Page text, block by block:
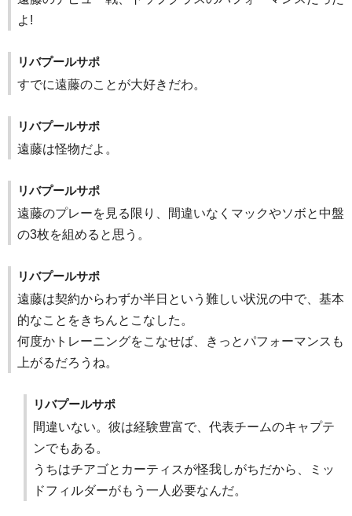
よ!
リバプールサポ
すでに遠藤のことが大好きだわ。
リバプールサポ
遠藤は怪物だよ。
リバプールサポ
遠藤のプレーを見る限り、間違いなくマックやソボと中盤
の3枚を組めると思う。
リバプールサポ
遠藤は契約からわずか半日という難しい状況の中で、基本
的なことをきちんとこなした。
何度かトレーニングをこなせば、きっとパフォーマンスも
上がるだろうね。
リバプールサポ
間違いない。彼は経験豊富で、代表チームのキャプテ
ンでもある。
うちはチアゴとカーティスが怪我しがちだから、ミッ
ドフィルダーがもう一人必要なんだ。